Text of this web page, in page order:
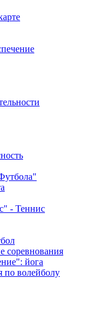
- Теннис
соревнования
йога
по волейболу